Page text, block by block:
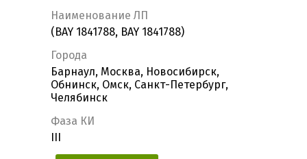
Наименование ЛП
(BAY 1841788, BAY 1841788)
Города
Барнаул, Москва, Новосибирск,
Обнинск, Омск, Санкт-Петербург,
Челябинск
Фаза КИ